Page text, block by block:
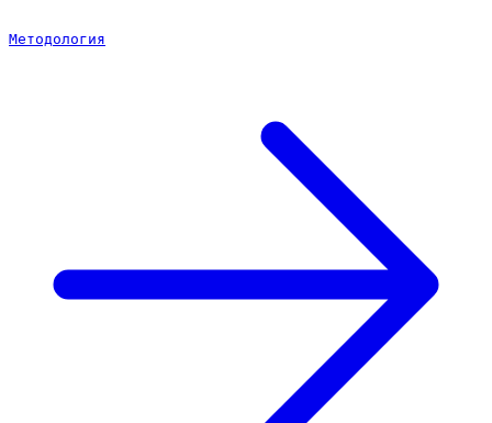
Методология